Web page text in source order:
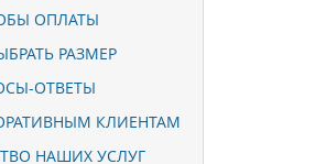
ОПЛАТЫ
РАЗМЕР
ОТВЕТЫ
КЛИЕНТАМ
НАШИХ УСЛУГ